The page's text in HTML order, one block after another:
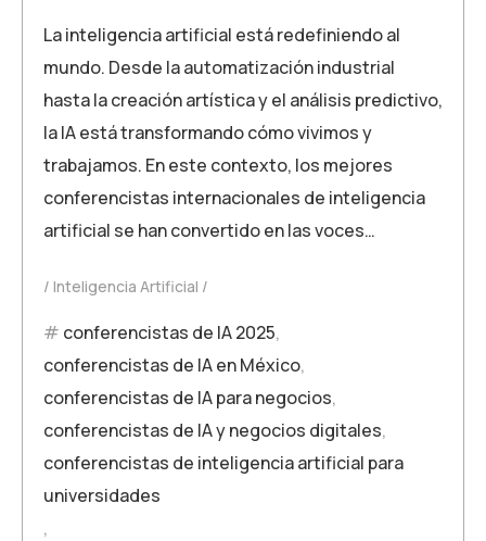
La inteligencia artificial está redefiniendo al
mundo. Desde la automatización industrial
hasta la creación artística y el análisis predictivo,
la IA está transformando cómo vivimos y
trabajamos. En este contexto, los mejores
conferencistas internacionales de inteligencia
artificial se han convertido en las voces…
Inteligencia Artificial
conferencistas de IA 2025,
conferencistas de IA en México,
conferencistas de IA para negocios,
conferencistas de IA y negocios digitales,
conferencistas de inteligencia artificial para
universidades
,